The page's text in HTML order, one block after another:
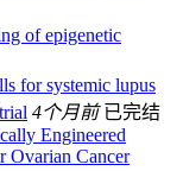
of epigenetic
for systemic lupus
4个月前 已完结
Engineered
Ovarian Cancer